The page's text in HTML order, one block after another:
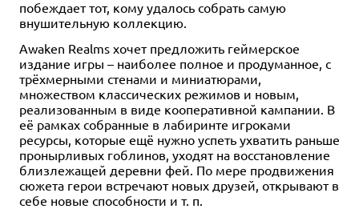
побеждает тот, кому удалось собрать самую
внушительную коллекцию.
Awaken Realms хочет предложить геймерское
издание игры – наиболее полное и продуманное, с
трёхмерными стенами и миниатюрами,
множеством классических режимов и новым,
реализованным в виде кооперативной кампании. В
её рамках собранные в лабиринте игроками
ресурсы, которые ещё нужно успеть ухватить раньше
пронырливых гоблинов, уходят на восстановление
близлежащей деревни фей. По мере продвижения
сюжета герои встречают новых друзей, открывают в
себе новые способности и т. п.